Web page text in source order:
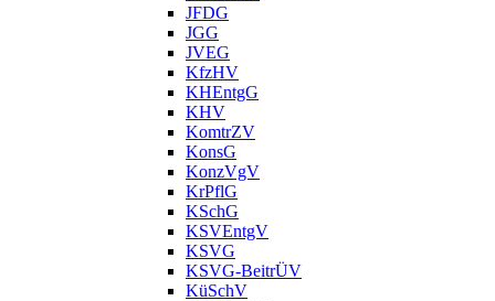
JFDG
JGG
JVEG
KfzHV
KHEntgG
KHV
KomtrZV
KonsG
KonzVgV
KrPflG
KSchG
KSVEntgV
KSVG
KSVG-BeitrÜV
KüSchV